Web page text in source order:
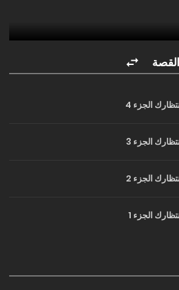
الجزء 4
الجزء 3
الجزء 2
الجزء 1